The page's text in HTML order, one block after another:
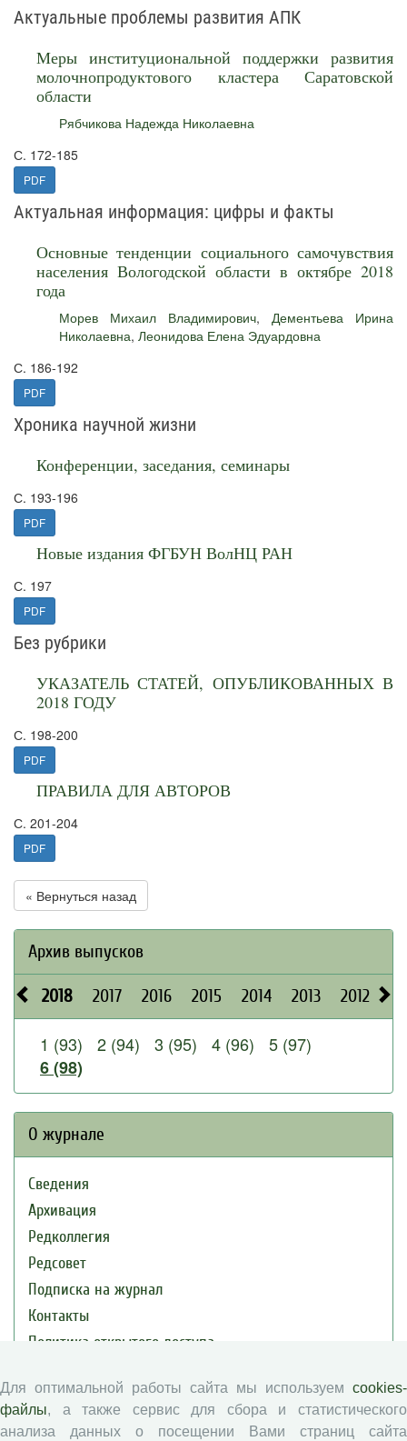
Актуальные проблемы развития АПК
Меры институциональной поддержки развития
молочнопродуктового кластера Саратовской
области
Рябчикова Надежда Николаевна
С. 172-185
PDF
Актуальная информация: цифры и факты
Основные тенденции социального самочувствия
населения Вологодской области в октябре 2018
года
Морев Михаил Владимирович, Дементьева Ирина
Николаевна, Леонидова Елена Эдуардовна
С. 186-192
PDF
Хроника научной жизни
Конференции, заседания, семинары
С. 193-196
PDF
Новые издания ФГБУН ВолНЦ РАН
С. 197
PDF
Без рубрики
УКАЗАТЕЛЬ СТАТЕЙ, ОПУБЛИКОВАННЫХ В
2018 ГОДУ
С. 198-200
PDF
ПРАВИЛА ДЛЯ АВТОРОВ
С. 201-204
PDF
« Вернуться назад
Архив выпусков
2018 2017 2016 2015 2014 2013 2012
1 (93) 2 (94) 3 (95) 4 (96)
5 (97)
6 (98)
О журнале
Сведения
Архивация
Редколлегия
Редсовет
Подписка на журнал
Контакты
Политика открытого доступа
Публикации
Для оптимальной работы сайта мы используем cookies-
файлы, а также сервис для сбора и статистического
анализа данных о посещении Вами страниц сайта